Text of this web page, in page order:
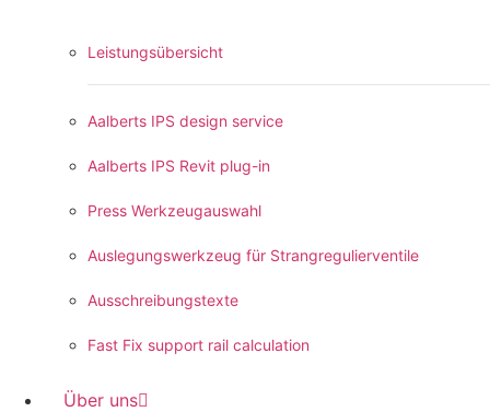
Leistungsübersicht
Aalberts IPS design service
Aalberts IPS Revit plug-in
Press Werkzeugauswahl
Auslegungswerkzeug für Strangregulierventile
Ausschreibungstexte
Fast Fix support rail calculation
Über uns